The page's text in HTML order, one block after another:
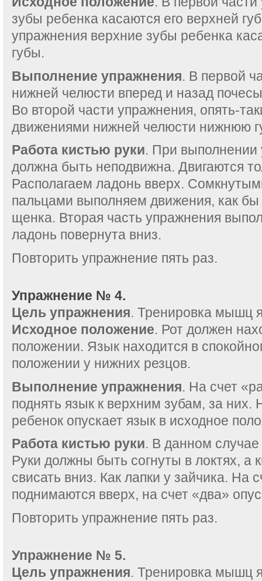
зубы ребенка касаются его верхней
упражнения верхние зубы ребенка
губы.
Выполнение упражнения. В первой
нижней челюсти вперед и назад
Во второй части упражнения, опять-
движениями нижней челюсти нижнюю
Работа кистью руки. При выполнении
должна быть неподвижна. Двигаются
Располагаем ладонь вверх.
пальцами выполняем движения, как бы
щенка. Вторая часть упражнения
ладонь повернута вниз.
Повторить упражнение пять раз.
Упражнение № 4.
Цель упражнения. Тренировка мышц
Исходное положение. Рот должен
положении. Язык находится в
положении у нижних резцов.
Выполнение упражнения. На счет
поднять язык к верхним зубам, за них.
ребенок опускает язык в исходное
Работа кистью руки. В данном
Руки должны быть согнуты в локтях, а
свисать вниз. Как лапки у зайчика. На
поднимаются вверх, на счет «два»
Повторить упражнение пять раз.
Упражнение № 5.
Цель упражнения. Тренировка мышц